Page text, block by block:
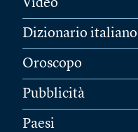
Video
Dizionario italiano
Oroscopo
Pubblicità
Paesi